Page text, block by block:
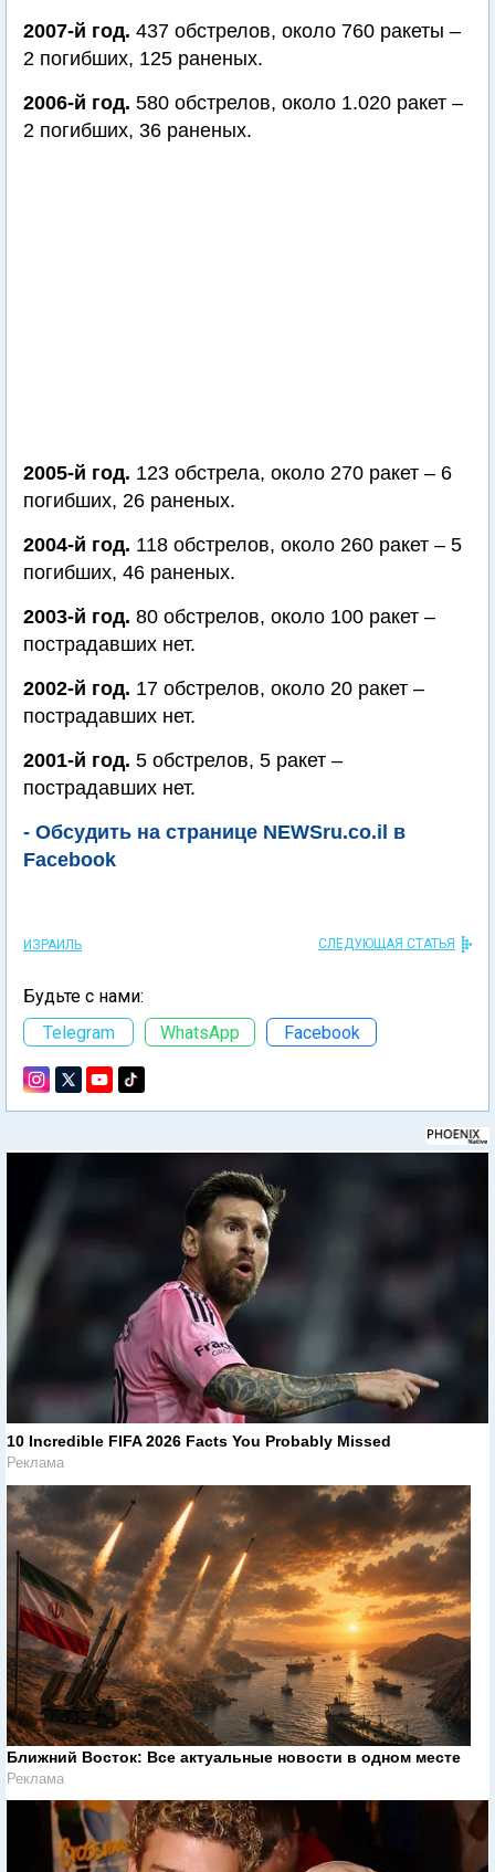
2007-й год. 437 обстрелов, около 760 ракеты –
2 погибших, 125 раненых.
2006-й год. 580 обстрелов, около 1.020 ракет –
2 погибших, 36 раненых.
2005-й год. 123 обстрела, около 270 ракет – 6
погибших, 26 раненых.
2004-й год. 118 обстрелов, около 260 ракет – 5
погибших, 46 раненых.
2003-й год. 80 обстрелов, около 100 ракет –
пострадавших нет.
2002-й год. 17 обстрелов, около 20 ракет –
пострадавших нет.
2001-й год. 5 обстрелов, 5 ракет –
пострадавших нет.
- Обсудить на странице NEWSru.co.il в
Facebook
ИЗРАИЛЬ СЛЕДУЮЩАЯ СТАТЬЯ
Будьте с нами:
Telegram
WhatsApp Facebook
10 Incredible FIFA 2026 Facts You Probably Missed
Реклама
Ближний Восток: Все актуальные новости в одном месте
Реклама